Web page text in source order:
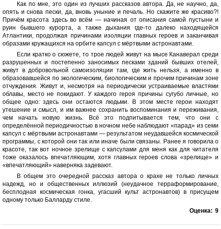
Как по мне, это один из лучших рассказов автора. Да, не научно, да,
опять и снова пески, да, вновь уныние и печаль. Но скажите же красиво?!
Причём красота здесь во всём — начиная от описания самой пустыни и
руин бывшего курорта, а также дыхания где-то далеко находящейся
Атлантики, продолжая причинами изоляции главных героев и заканчивая
образами кружащихся на орбите капсул с мёртвыми астронавтами.
Если кратко о сюжете, то трое людей живут на мысе Канаверал среди
разрушенных и постепенно заносимых песками зданий бывших отелей,
живут в добровольной самоизоляции там, где жить нельзя, а именно в
образовавшейся по экологическим, биологическим и прочим причинам зоне
отчуждения. Живут и, несмотря на периодически устраиваемые властями
облавы, место не покидают. У каждого героя причины сугубо личные, но
общее одно: здесь они остаются людьми. В этом месте герои находят
утешение и смысл, и им важнее сохранить воспоминания и переживания,
чем начать новую жизнь. Всё это подпитывается тем, что они с
определённой периодичностью в ночном небе наблюдают «парад» из семи
капсул с мёртвыми астронавтами — результатом неудавшейся космической
программы, с которой они так или иначе были связаны. Ранее я говорила о
красоте, так вот ночное зрелище с капсулами для меня как для читателя
тоже оказалось впечатляющим, хотя главных героев слова «зрелище» и
«впечатляющий» наверняка задевают.
В общем это очередной рассказ автора о крахе не только личных
надежд, но и общественных иллюзий (неудачное терраформирование,
бесплодная космическая гонка, угасший культ астронавтов) в присущем
одному только Балларду стиле.
Оценка: 9